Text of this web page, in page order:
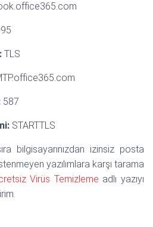
TLS
587
STARTTLS
bilgisayarınızdan izinsiz posta
yazılımlara karşı tarama
Virüs Temizleme adlı yazıyı